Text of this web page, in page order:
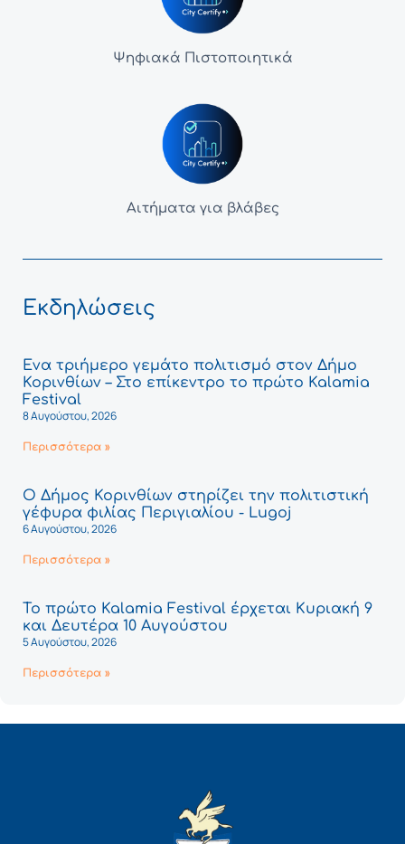
Ψηφιακά Πιστοποιητικά
Αιτήματα για βλάβες
Εκδηλώσεις
Ένα τριήμερο γεμάτο πολιτισμό στον Δήμο
Κορινθίων – Στο επίκεντρο το πρώτο Kalamia
Festival
8 Αυγούστου, 2026
Περισσότερα »
Ο Δήμος Κορινθίων στηρίζει την πολιτιστική
γέφυρα φιλίας Περιγιαλίου - Lugoj
6 Αυγούστου, 2026
Περισσότερα »
Το πρώτο Kalamia Festival έρχεται Κυριακή 9
και Δευτέρα 10 Αυγούστου
5 Αυγούστου, 2026
Περισσότερα »